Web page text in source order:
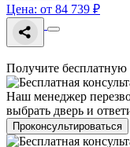
Цена: от 84 739 ₽
Получите бесплатную
Наш менеджер
выбрать дверь и
Проконсультироваться